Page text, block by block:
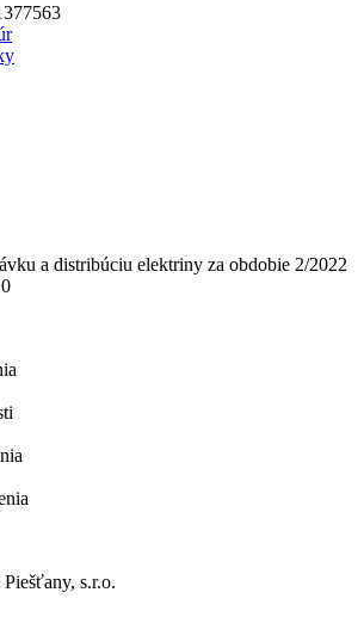
a distribúciu elektriny za obdobie 2/2022
s.r.o.